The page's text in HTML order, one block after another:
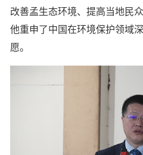
改善孟生态环境、提高当地民
他重申了中国在环境保护领域
愿。